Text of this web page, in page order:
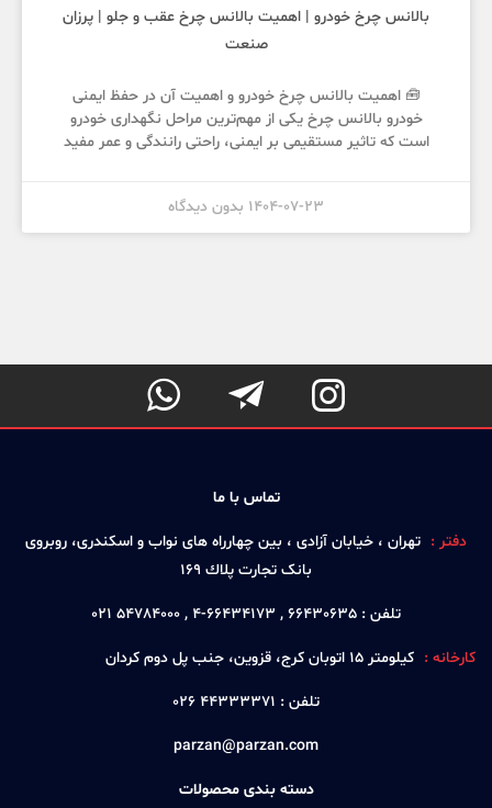
بالانس چرخ خودرو | اهمیت بالانس چرخ عقب و جلو | پرزان
صنعت
🧰 اهمیت بالانس چرخ خودرو و اهمیت آن در حفظ ایمنی
خودرو بالانس چرخ یکی از مهم‌ترین مراحل نگهداری خودرو
است که تاثیر مستقیمی بر ایمنی، راحتی رانندگی و عمر مفید
1404-07-23 بدون دیدگاه



تماس با ما
دفتر : تهران ، خيابان آزادی ، بين چهارراه های نواب و اسكندری، روبروی
بانک تجارت پلاك 169
تلفن : 66430635 , 66434173-4 , 54784000 021
کارخانه : كيلومتر 15 اتوبان كرج، قزوين، جنب پل دوم كردان
تلفن : 44333371 026
parzan@parzan.com
دسته بندی محصولات